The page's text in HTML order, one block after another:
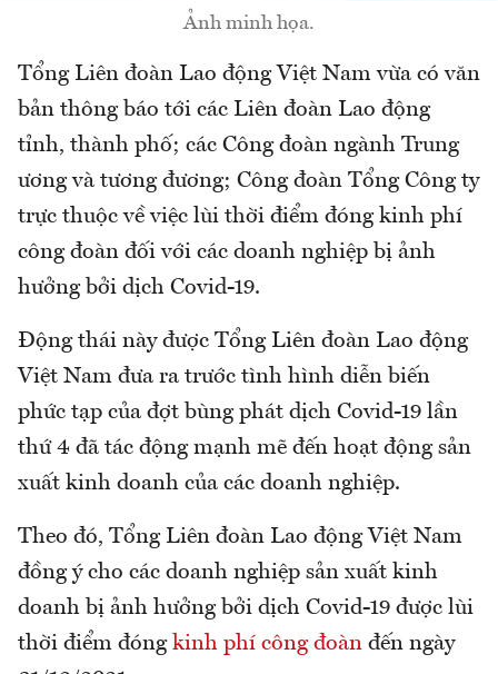
Ảnh minh họa.
Tổng Liên đoàn Lao động Việt Nam vừa có văn
bản thông báo tới các Liên đoàn Lao động
tỉnh, thành phố; các Công đoàn ngành Trung
ương và tương đương; Công đoàn Tổng Công ty
trực thuộc về việc lùi thời điểm đóng kinh phí
công đoàn đối với các doanh nghiệp bị ảnh
hưởng bởi dịch Covid-19.
Động thái này được Tổng Liên đoàn Lao động
Việt Nam đưa ra trước tình hình diễn biến
phức tạp của đợt bùng phát dịch Covid-19 lần
thứ 4 đã tác động mạnh mẽ đến hoạt động sản
xuất kinh doanh của các doanh nghiệp.
Theo đó, Tổng Liên đoàn Lao động Việt Nam
đồng ý cho các doanh nghiệp sản xuất kinh
doanh bị ảnh hưởng bởi dịch Covid-19 được lùi
thời điểm đóng kinh phí công đoàn đến ngày